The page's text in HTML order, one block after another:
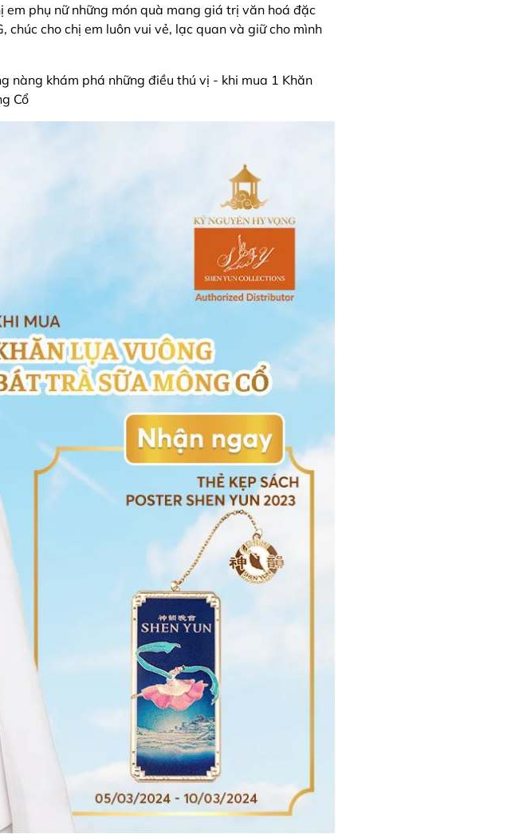
phụ nữ những món quà mang giá trị văn hoá đặc
chúc cho chị em luôn vui vẻ, lạc quan và giữ cho mình
nàng khám phá những điều thú vị - khi mua 1 Khăn
Cổ